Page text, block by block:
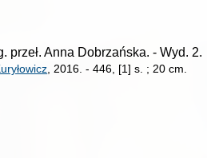
przeł. Anna Dobrzańska.- Wyd. 2.
, 2016.- 446, [1] s. ; 20 cm.